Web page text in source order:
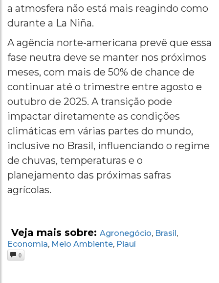
a atmosfera não está mais reagindo como
durante a La Niña.
A agência norte-americana prevê que essa
fase neutra deve se manter nos próximos
meses, com mais de 50% de chance de
continuar até o trimestre entre agosto e
outubro de 2025. A transição pode
impactar diretamente as condições
climáticas em várias partes do mundo,
inclusive no Brasil, influenciando o regime
de chuvas, temperaturas e o
planejamento das próximas safras
agrícolas.
Veja mais sobre: Agronegócio, Brasil,
Economia, Meio Ambiente, Piauí
0